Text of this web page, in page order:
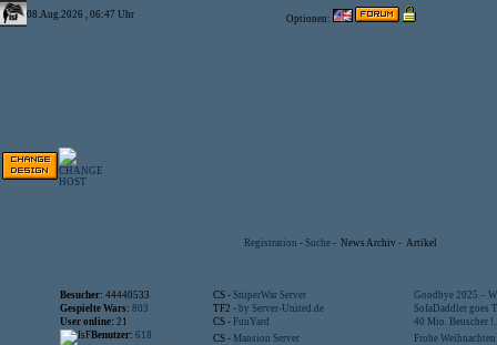
08.Aug.2026 , 06:47 Uhr Optionen:
Registration - Suche - News Archiv - Artikel
Besucher: 44440533 CS - SniperWar Server
Goodbye 2025 –
Gespielte Wars: 803 TF2 - by Server-United.de
SofaDaddler goes
User online: 21 CS - FunYard
40 Mio. Beuscher
Benutzer: 618 CS - Mansion Server
Frohe